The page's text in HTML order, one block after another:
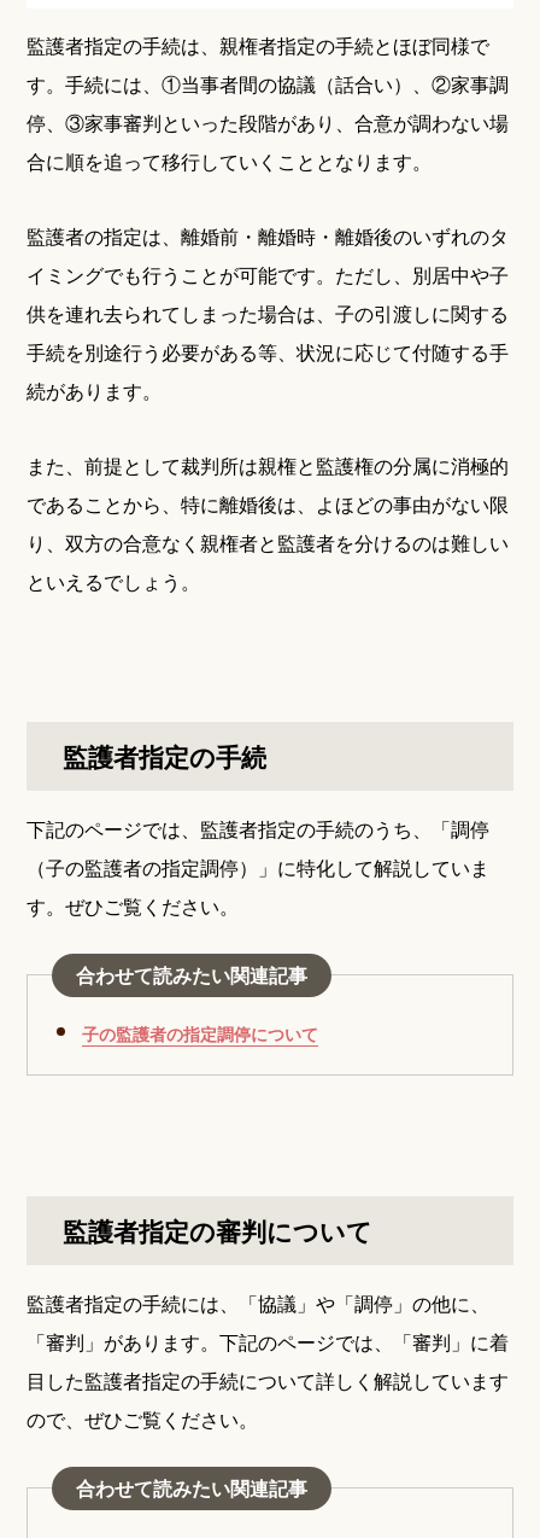
監護者指定の手続は、親権者指定の手続とほぼ同様で
す。手続には、①当事者間の協議（話合い）、②家事調
停、③家事審判といった段階があり、合意が調わない場
合に順を追って移行していくこととなります。
監護者の指定は、離婚前・離婚時・離婚後のいずれのタ
イミングでも行うことが可能です。ただし、別居中や子
供を連れ去られてしまった場合は、子の引渡しに関する
手続を別途行う必要がある等、状況に応じて付随する手
続があります。
また、前提として裁判所は親権と監護権の分属に消極的
であることから、特に離婚後は、よほどの事由がない限
り、双方の合意なく親権者と監護者を分けるのは難しい
といえるでしょう。
監護者指定の手続
下記のページでは、監護者指定の手続のうち、「調停
（子の監護者の指定調停）」に特化して解説していま
す。ぜひご覧ください。
合わせて読みたい関連記事
子の監護者の指定調停について
監護者指定の審判について
監護者指定の手続には、「協議」や「調停」の他に、
「審判」があります。下記のページでは、「審判」に着
目した監護者指定の手続について詳しく解説しています
ので、ぜひご覧ください。
合わせて読みたい関連記事